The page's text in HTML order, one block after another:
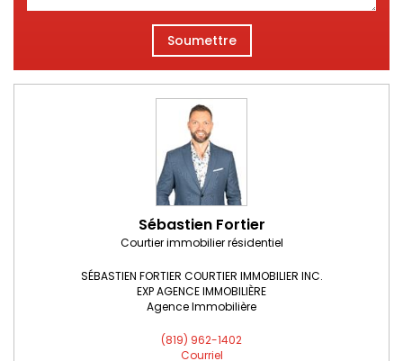
Soumettre
Sébastien Fortier
Courtier immobilier résidentiel
SÉBASTIEN FORTIER COURTIER IMMOBILIER INC.
EXP AGENCE IMMOBILIÈRE
Agence Immobilière
(819) 962-1402
Courriel